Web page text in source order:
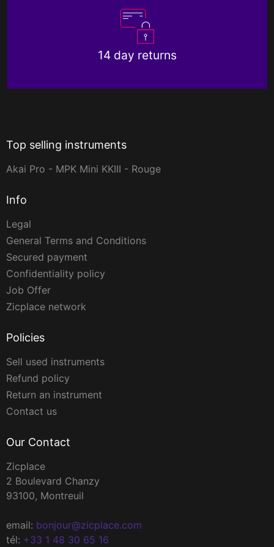
14 day returns
Top selling instruments
Akai Pro - MPK Mini KKIII - Rouge
Info
Legal
General Terms and Conditions
Secured payment
Confidentiality policy
Job Offer
Zicplace network
Policies
Sell used instruments
Refund policy
Return an instrument
Contact us
Our Contact
Zicplace
2 Boulevard Chanzy
93100, Montreuil
email: bonjour@zicplace.com
tél: +33 1 48 30 65 16